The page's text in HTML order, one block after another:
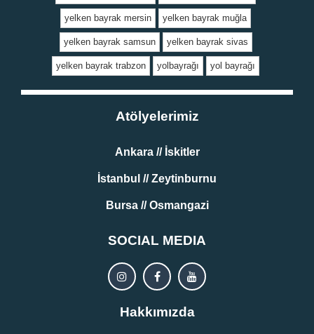
yelken bayrak mersin yelken bayrak muğla
yelken bayrak samsun yelken bayrak sivas
yelken bayrak trabzon yolbayrağı yol bayrağı
Atölyelerimiz
Ankara // İskitler
İstanbul // Zeytinburnu
Bursa // Osmangazi
SOCIAL MEDIA
Hakkımızda